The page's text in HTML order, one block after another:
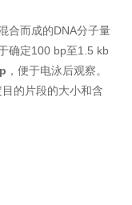
合而成的DNA分子量
确定100 bp至1.5 kb
，便于电泳后观察。
的片段的大小和含